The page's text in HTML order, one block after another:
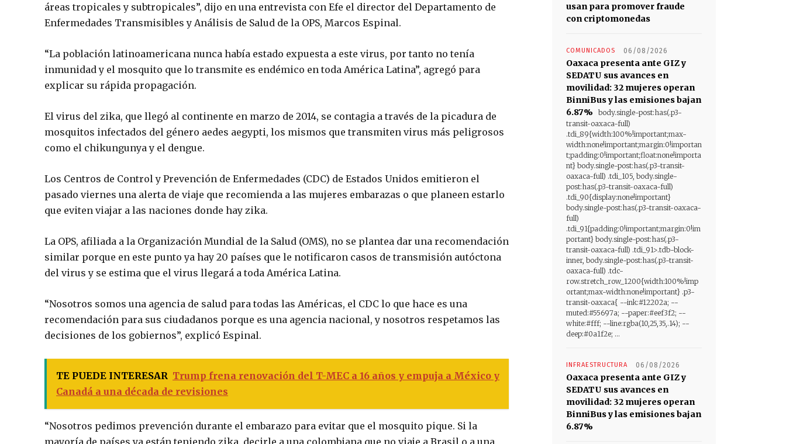
áreas tropicales y subtropicales”, dijo en una entrevista con Efe el director del Departamento de
Enfermedades Transmisibles y Análisis de Salud de la OPS, Marcos Espinal.
“La población latinoamericana nunca había estado expuesta a este virus, por tanto no tenía
inmunidad y el mosquito que lo transmite es endémico en toda América Latina”, agregó para
explicar su rápida propagación.
El virus del zika, que llegó al continente en marzo de 2014, se contagia a través de la picadura de
mosquitos infectados del género aedes aegypti, los mismos que transmiten virus más peligrosos
como el chikungunya y el dengue.
Los Centros de Control y Prevención de Enfermedades (CDC) de Estados Unidos emitieron el
pasado viernes una alerta de viaje que recomienda a las mujeres embarazas o que planeen estarlo
que eviten viajar a las naciones donde hay zika.
La OPS, afiliada a la Organización Mundial de la Salud (OMS), no se plantea dar una recomendación
similar porque en este punto ya hay 20 países que le notificaron casos de transmisión autóctona
del virus y se estima que el virus llegará a toda América Latina.
“Nosotros somos una agencia de salud para todas las Américas, el CDC lo que hace es una
recomendación para sus ciudadanos porque es una agencia nacional, y nosotros respetamos las
decisiones de los gobiernos”, explicó Espinal.
TE PUEDE INTERESAR Trump frena renovación del T-MEC a 16 años y empuja a México y
Canadá a una década de revisiones
“Nosotros pedimos prevención durante el embarazo para evitar que el mosquito pique. Si la
mayoría de países ya están teniendo zika, decirle a una colombiana que no viaje a Brasil o a una
usan para promover fraude
con criptomonedas
COMUNICADOS 06/08/2026
Oaxaca presenta ante GIZ y
SEDATU sus avances en
movilidad: 32 mujeres operan
BinniBus y las emisiones bajan
6.87%
body.single-post:has(.p3-
transit-oaxaca-full)
.tdi_89{width:100%!important;max-
width:none!important;margin:0!importan
t;padding:0!important;float:none!importa
nt} body.single-post:has(.p3-transit-
oaxaca-full) .tdi_105, body.single-
post:has(.p3-transit-oaxaca-full)
.tdi_90{display:none!important}
body.single-post:has(.p3-transit-oaxaca-
full)
.tdi_91{padding:0!important;margin:0!im
portant} body.single-post:has(.p3-
transit-oaxaca-full) .tdi_91>.tdb-block-
inner, body.single-post:has(.p3-transit-
oaxaca-full) .tdc-
row.stretch_row_1200{width:100%!imp
ortant;max-width:none!important} .p3-
transit-oaxaca{ --ink:#12202a; --
muted:#55697a; --paper:#eef3f2; --
white:#fff; --line:rgba(10,25,35,.14); --
deep:#0a1f2e; ...
INFRAESTRUCTURA 06/08/2026
Oaxaca presenta ante GIZ y
SEDATU sus avances en
movilidad: 32 mujeres operan
BinniBus y las emisiones bajan
6.87%